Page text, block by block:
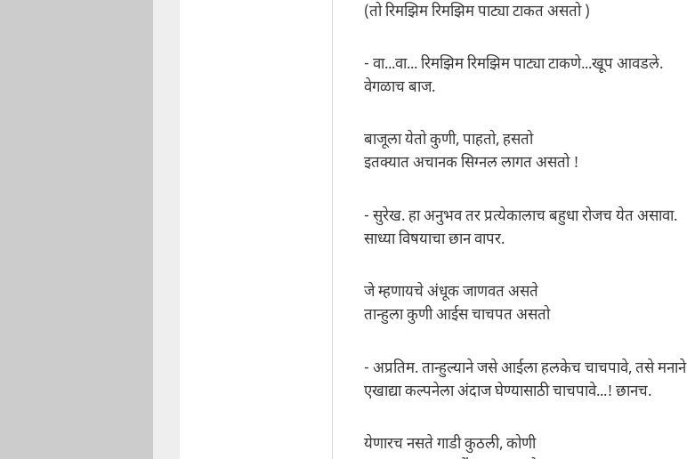
(तो रिमझिम रिमझिम पाट्या टाकत असतो )
- वा...वा... रिमझिम रिमझिम पाट्या टाकणे...खूप आवडले.
वेगळाच बाज.
बाजूला येतो कुणी, पाहतो, हसतो
इतक्यात अचानक सिग्नल लागत असतो !
- सुरेख. हा अनुभव तर प्रत्येकालाच बहुधा रोजच येत असावा.
साध्या विषयाचा छान वापर.
जे म्हणायचे अंधूक जाणवत असते
तान्हुला कुणी आईस चाचपत असतो
- अप्रतिम. तान्हुल्याने जसे आईला हलकेच चाचपावे, तसे मनाने
एखाद्या कल्पनेला अंदाज घेण्यासाठी चाचपावे...! छानच.
येणारच नसते गाडी कुठली, कोणी